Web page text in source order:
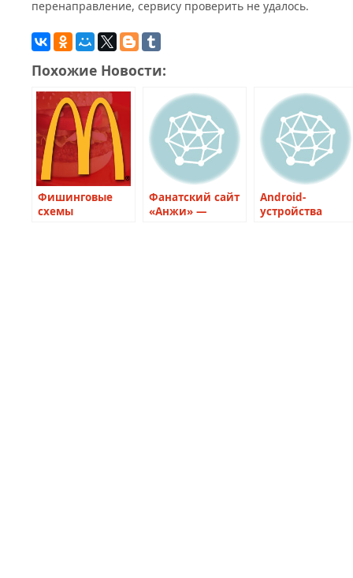
перенаправление, сервису проверить не удалось.
Похожие Новости:
Фишинговые
схемы
Фанатский сайт
«Анжи» —
Android-
устройства